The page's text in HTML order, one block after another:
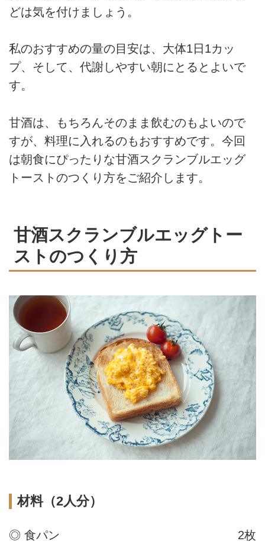
どは気を付けましょう。
私のおすすめの量の目安は、大体1日1カッ
プ、そして、代謝しやすい朝にとるとよいで
す。
甘酒は、もちろんそのまま飲むのもよいので
すが、料理に入れるのもおすすめです。今回
は朝食にぴったりな甘酒スクランブルエッグ
トーストのつくり方をご紹介します。
甘酒スクランブルエッグトー
ストのつくり方
材料（2人分）
◎ 食パン 2枚